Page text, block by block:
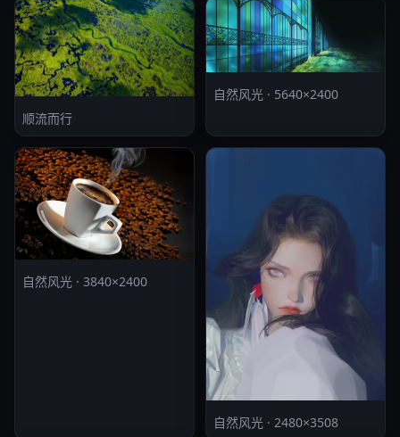
顺流而行
自然风光 · 5640×2400
自然风光 · 3840×2400
自然风光 · 2480×3508